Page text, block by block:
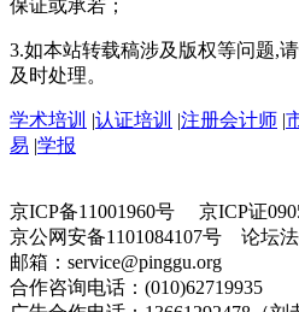
保证或承若；
3.如本站转载稿涉及版权等问题,
及时处理。
学术培训 |认证培训 |注册会计师 |
易 |学报
京ICP备11001960号 京ICP证
京公网安备1101084107号 论坛
邮箱：service@pinggu.org
合作咨询电话：(010)62719935